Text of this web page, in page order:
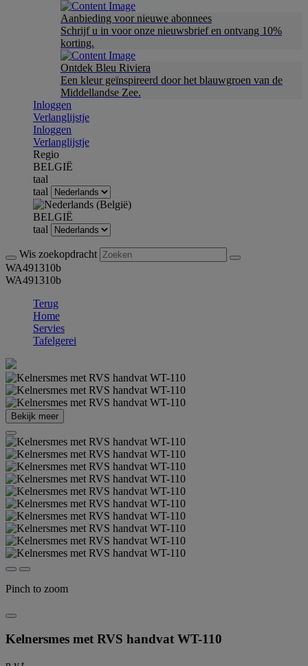
Aanbieding voor nieuwe abonnees
Schrijf u in voor onze nieuwsbrief en ontvang 10%
korting.
Ontdek Bleu Riviera
Een kleur geïnspireerd door het blauwgroen van de
Middellandse Zee.
Inloggen
Verlanglijstje
Inloggen
Verlanglijstje
Regio
BELGIË
taal
taal
BELGIË
taal
Wis zoekopdracht
WA491310b
WA491310b
Terug
Home
Servies
Tafelgerei
Bekijk meer
Pinch to zoom
Kelnersmes met RVS handvat WT-110